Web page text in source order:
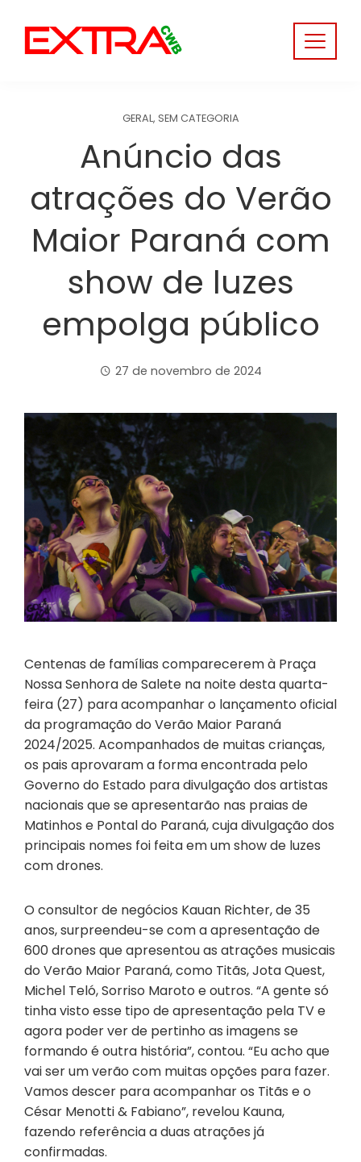
content
GERAL, SEM CATEGORIA
Anúncio das
atrações do Verão
Maior Paraná com
show de luzes
empolga público
27 de novembro de 2024
Centenas de famílias comparecerem à Praça
Nossa Senhora de Salete na noite desta quarta-
feira (27) para acompanhar o lançamento oficial
da programação do Verão Maior Paraná
2024/2025. Acompanhados de muitas crianças,
os pais aprovaram a forma encontrada pelo
Governo do Estado para divulgação dos artistas
nacionais que se apresentarão nas praias de
Matinhos e Pontal do Paraná, cuja divulgação dos
principais nomes foi feita em um show de luzes
com drones.
O consultor de negócios Kauan Richter, de 35
anos, surpreendeu-se com a apresentação de
600 drones que apresentou as atrações musicais
do Verão Maior Paraná, como Titãs, Jota Quest,
Michel Teló, Sorriso Maroto e outros. “A gente só
tinha visto esse tipo de apresentação pela TV e
agora poder ver de pertinho as imagens se
formando é outra história”, contou. “Eu acho que
vai ser um verão com muitas opções para fazer.
Vamos descer para acompanhar os Titãs e o
César Menotti & Fabiano”, revelou Kauna,
fazendo referência a duas atrações já
confirmadas.